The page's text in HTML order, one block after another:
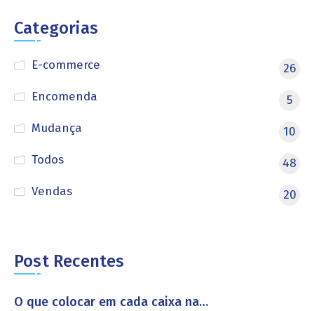
Categorias
E-commerce
26
Encomenda
5
Mudança
10
Todos
48
Vendas
20
Post Recentes
O que colocar em cada caixa na…